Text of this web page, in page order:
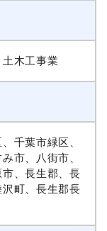
木工事業
千葉市緑区、
市、八街市、
、長生郡、長
町、長生郡長